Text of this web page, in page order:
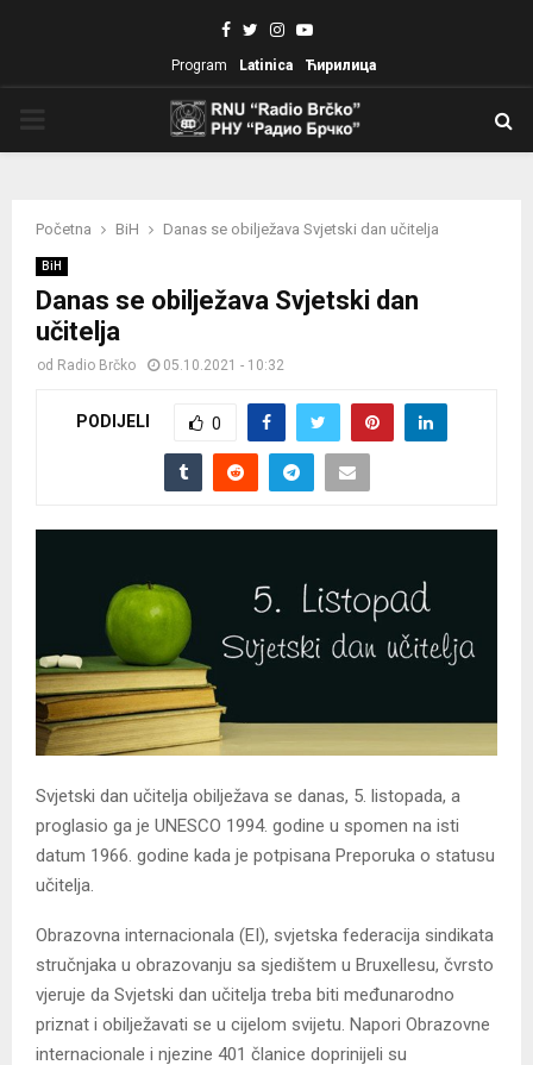
Facebook
TwitterInstagram
Youtube
Program Latinica Ћирилица
Početna BiH Danas se obilježava Svjetski dan učitelja
BiH
Danas se obilježava Svjetski dan
učitelja
od Radio Brčko 05.10.2021 - 10:32
PODIJELI 0
Svjetski dan učitelja obilježava se danas, 5. listopada, a
proglasio ga je UNESCO 1994. godine u spomen na isti
datum 1966. godine kada je potpisana Preporuka o statusu
učitelja.
Obrazovna internacionala (EI), svjetska federacija sindikata
stručnjaka u obrazovanju sa sjedištem u Bruxellesu, čvrsto
vjeruje da Svjetski dan učitelja treba biti međunarodno
priznat i obilježavati se u cijelom svijetu. Napori Obrazovne
internacionale i njezine 401 članice doprinijeli su